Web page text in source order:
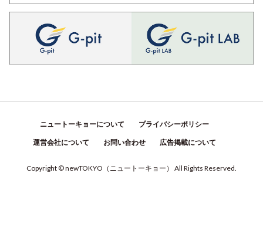
ニュートーキョーについて プライバシーポリシー
運営会社について お問い合わせ 広告掲載について
Copyright © newTOKYO （ ニュートーキョー ） All Rights Reserved.